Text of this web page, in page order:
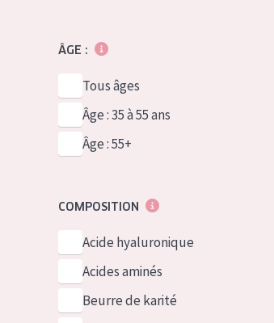
ÂGE :
Tous âges
Âge : 35 à 55 ans
Âge : 55+
COMPOSITION
Acide hyaluronique
Acides aminés
Beurre de karité